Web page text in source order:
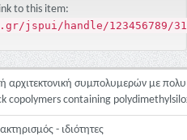
to this item:
jspui/handle/123456789/
αρχιτεκτονική συμπολυμερών με
copolymers containing
- ιδιότητες